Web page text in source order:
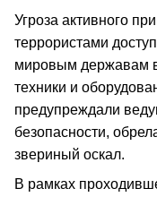
Угроза активного
террористами
мировым державам
техники и
предупреждали
безопасности,
звериный оскал.
В рамках